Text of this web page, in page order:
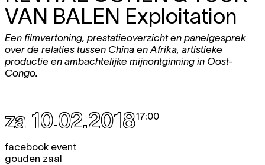
VAN BALEN Exploitation
Een filmvertoning, prestatieoverzicht en panelgesprek
over de relaties tussen China en Afrika, artistieke
productie en ambachtelijke mijnontginning in Oost-
Congo.
za 10.02.201817:00
facebook event
gouden zaal